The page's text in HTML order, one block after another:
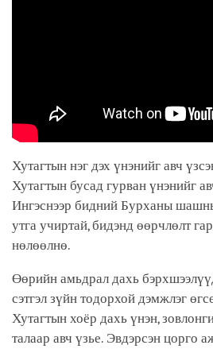
Хутагтын нэг дэх үнэнийг авч
Хутагтын бусад гурван үнэнийг
Ингэснээр бидний Бурханы
утга учиртай, бидэнд өөрчлөлт
нөлөөлнө.
Өөрийн амьдрал дахь
сэтгэл зүйн тодорхой дэмжлэг
Хутагтын хоёр дахь үнэн,
талаар авч үзье. Эвдэрсэн цорго